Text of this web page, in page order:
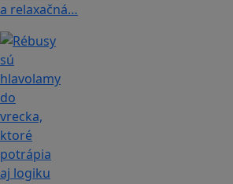
a relaxačná…